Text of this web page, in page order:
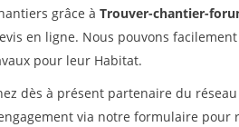
grâce à Trouver-chantier-
en ligne. Nous pouvons
pour leur Habitat.
dès à présent partenaire du réseau
via notre formulaire pour